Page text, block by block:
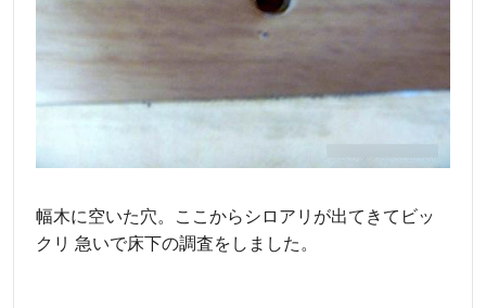
幅木に空いた穴。ここからシロアリが出てきてビッ
クリ 急いで床下の調査をしました。